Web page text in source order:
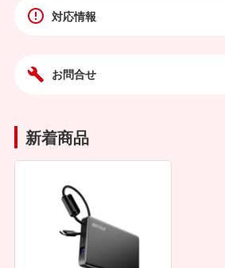
対応情報
お問合せ
新着商品